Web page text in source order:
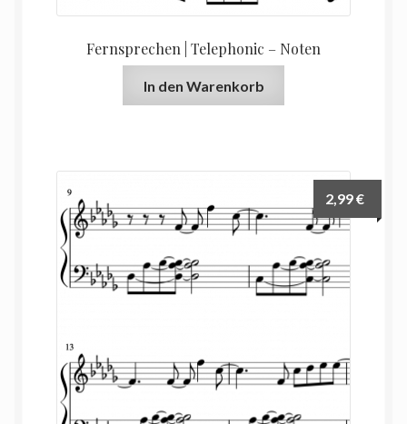
Fernsprechen | Telephonic – Noten
In den Warenkorb
2,99€